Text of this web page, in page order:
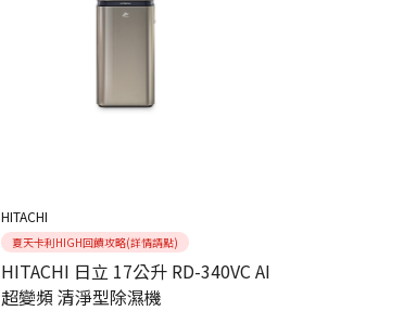
HITACHI
夏天卡利HIGH回饋攻略(詳情請點)
HITACHI 日立 17公升 RD-340VC AI
超變頻 清淨型除濕機